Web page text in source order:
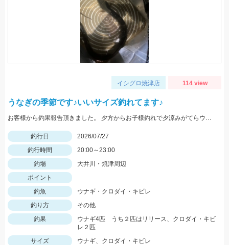
イシグロ焼津店 114 view
うなぎの季節です♪いいサイズ釣れてます♪
お客様から釣果報告頂きました。 夕方からお子様釣れで夕涼みがてらウナギ釣り 本命４本（うち２本は小型のためリリーズ）その他クロダイ・キビレが２枚釣れました。 エサはドバミミズとのことです。
釣行日
2026/07/27
釣行時間
20:00～23:00
釣場
大井川・焼津周辺
ポイント
釣魚
ウナギ・クロダイ・キビレ
釣り方
その他
釣果
ウナギ4匹 うち２匹はリリース、クロダイ・キビ
レ２匹
サイズ
ウナギ、クロダイ・キビレ